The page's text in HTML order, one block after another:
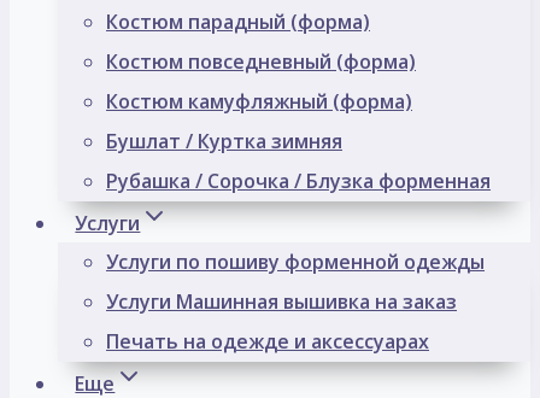
Костюм парадный (форма)
Костюм повседневный (форма)
Костюм камуфляжный (форма)
Бушлат / Куртка зимняя
Рубашка / Сорочка / Блузка форменная
Услуги
Услуги по пошиву форменной одежды
Услуги Машинная вышивка на заказ
Печать на одежде и аксессуарах
Еще